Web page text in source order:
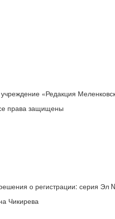
«Редакция
права защищены
о регистрации: серия
Чикирева